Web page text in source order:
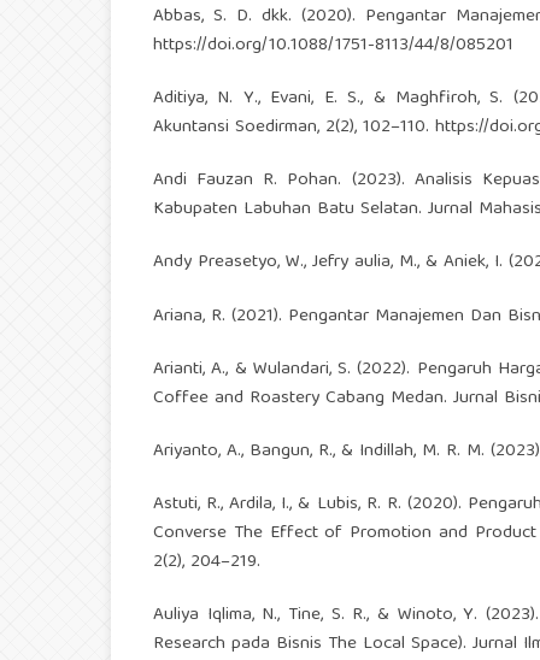
Abbas, S. D. dkk. (2020). Pengantar
https://doi.org/10.1088/1751-8113/44/8/085201
Aditiya, N. Y., Evani, E. S., & Maghfiroh, S.
Akuntansi Soedirman, 2(2), 102–110. https://
Andi Fauzan R. Pohan. (2023). Analisis
Kabupaten Labuhan Batu Selatan. Jurnal
Andy Preasetyo, W., Jefry aulia, M., & Aniek, I.
Ariana, R. (2021). Pengantar Manajemen Dan
Arianti, A., & Wulandari, S. (2022). Pengaruh
Coffee and Roastery Cabang Medan. Jurnal
Ariyanto, A., Bangun, R., & Indillah, M. R. M.
Astuti, R., Ardila, I., & Lubis, R. R. (2020).
Converse The Effect of Promotion and
2(2), 204–219.
Auliya Iqlima, N., Tine, S. R., & Winoto, Y.
Research pada Bisnis The Local Space). Jurnal